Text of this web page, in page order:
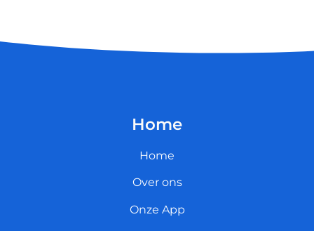
Home
Home
Over ons
Onze App